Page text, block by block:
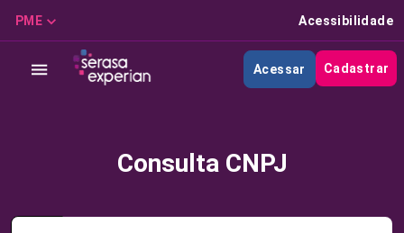
PME Acessibilidade
Acessar Cadastrar
Consulta CNPJ